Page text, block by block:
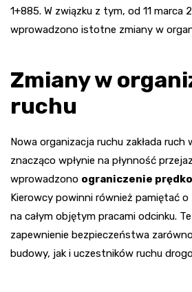
1+885. W związku z tym, od 11 marca
wprowadzono istotne zmiany w
Zmiany w
ruchu
Nowa organizacja ruchu zakłada ruch
znacząco wpłynie na płynność
wprowadzono ograniczenie
Kierowcy powinni również pamiętać o
na całym objętym pracami odcinku.
zapewnienie bezpieczeństwa
budowy, jak i uczestników ruchu